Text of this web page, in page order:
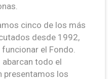
cinco de los más
desde 1992,
el Fondo.
todo el
presentamos los